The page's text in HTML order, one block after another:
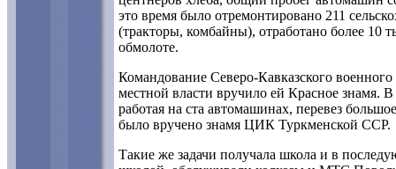
это время было отремонтировано 211
(тракторы, комбайны), отработано более 10
обмолоте.
Командование Северо-Кавказского
местной власти вручило ей Красное знамя.
работая на ста автомашинах, перевез
было вручено знамя ЦИК Туркменской ССР.
Такие же задачи получала школа и в